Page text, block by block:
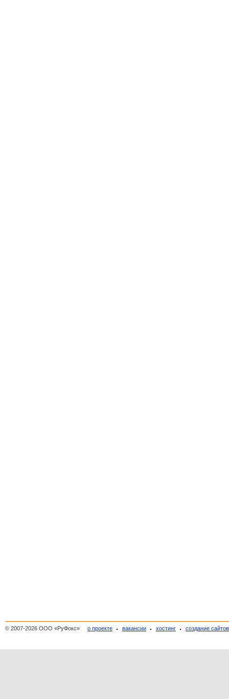
© 2007-2026 ООО «РуФокс» о проекте вакансии хостинг создание сайтов